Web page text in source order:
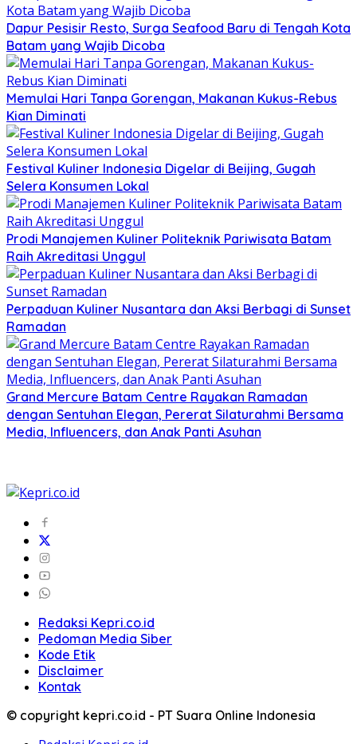
Dapur Pesisir Resto, Surga Seafood Baru di Tengah Kota
Batam yang Wajib Dicoba
Memulai Hari Tanpa Gorengan, Makanan Kukus-Rebus
Kian Diminati
Festival Kuliner Indonesia Digelar di Beijing, Gugah
Selera Konsumen Lokal
Prodi Manajemen Kuliner Politeknik Pariwisata Batam
Raih Akreditasi Unggul
Perpaduan Kuliner Nusantara dan Aksi Berbagi di Sunset
Ramadan
Grand Mercure Batam Centre Rayakan Ramadan
dengan Sentuhan Elegan, Pererat Silaturahmi Bersama
Media, Influencers, dan Anak Panti Asuhan
Redaksi Kepri.co.id
Pedoman Media Siber
Kode Etik
Disclaimer
Kontak
© copyright kepri.co.id - PT Suara Online Indonesia